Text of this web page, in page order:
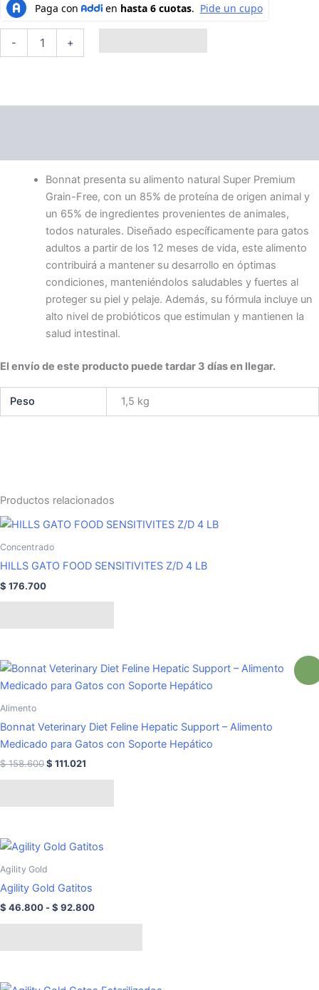
-
GRAN
+
Bonnat presenta su alimento natural Super Premium
Grain-Free, con un 85% de proteína de origen animal y
un 65% de ingredientes provenientes de animales,
todos naturales. Diseñado específicamente para gatos
adultos a partir de los 12 meses de vida, este alimento
contribuirá a mantener su desarrollo en óptimas
condiciones, manteniéndolos saludables y fuertes al
proteger su piel y pelaje. Además, su fórmula incluye un
alto nivel de probióticos que estimulan y mantienen la
salud intestinal.
El envío de este producto puede tardar 3 días en llegar.
Peso 1,5 kg
Productos relacionados
Concentrado
HILLS GATO FOOD SENSITIVITES Z/D 4 LB
$ 176.700
Alimento
Bonnat Veterinary Diet Feline Hepatic Support – Alimento
Medicado para Gatos con Soporte Hepático
$158.600
El
original
$ 111.021
El
precio
actual
Agility Gold
Agility Gold Gatitos
$ 46.800 -$ 92.800
Rango
hasta
Este
producto
múltiples
variantes.
opciones
pueden